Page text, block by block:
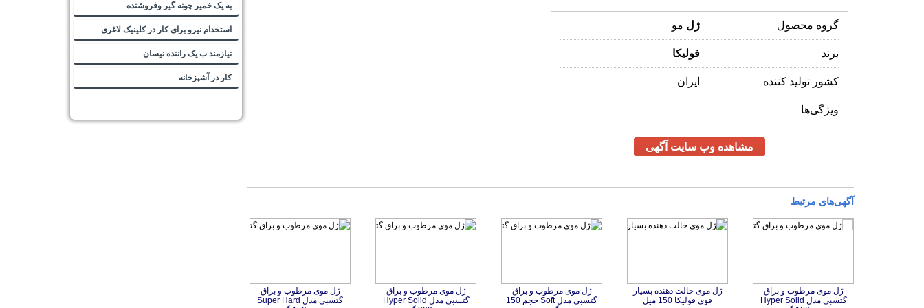
گروه محصول ژل مو
برند فولیکا
کشور تولید کننده ایران
ویژگی‌ها
مشاهده وب سایت آگهی
آگهی‌های مرتبط
ژل موی مرطوب و براق
گتسبی مدل Hyper Solid
ژل موی حالت دهنده بسیار
قوی فولیکا 150 میل
ژل موی مرطوب و براق
گتسبی مدل Soft حجم 150
ژل موی مرطوب و براق
گتسبی مدل Hyper Solid
ژل موی مرطوب و براق
گتسبی مدل Super Hard
به یک خمیر چونه گیر وفروشنده
استخدام نیرو برای کار در کلینیک لاغری
نیازمند ب یک راننده نیسان
کار در آشپزخانه